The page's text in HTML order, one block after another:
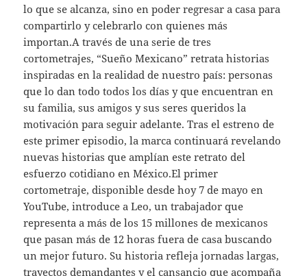
lo que se alcanza, sino en poder regresar a casa para
compartirlo y celebrarlo con quienes más
importan.A través de una serie de tres
cortometrajes, “Sueño Mexicano” retrata historias
inspiradas en la realidad de nuestro país: personas
que lo dan todo todos los días y que encuentran en
su familia, sus amigos y sus seres queridos la
motivación para seguir adelante. Tras el estreno de
este primer episodio, la marca continuará revelando
nuevas historias que amplían este retrato del
esfuerzo cotidiano en México.El primer
cortometraje, disponible desde hoy 7 de mayo en
YouTube, introduce a Leo, un trabajador que
representa a más de los 15 millones de mexicanos
que pasan más de 12 horas fuera de casa buscando
un mejor futuro. Su historia refleja jornadas largas,
trayectos demandantes y el cansancio que acompaña